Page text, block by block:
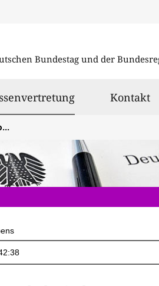
Bundestag und der
ausgewählt
Kontakt